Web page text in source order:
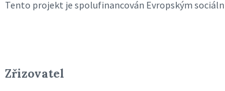
Tento projekt je spolufinancován Evropským
Zřizovatel